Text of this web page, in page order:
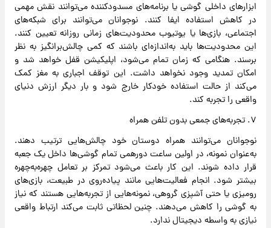
ابزارهای داخلی گوشی یا برنامه‌های مسدودکننده می‌توانند نقش مهمی
در کاهش استفاده ایفا کنند. نوجوانان می‌توانند برای شبکه‌های
اجتماعی، بازی‌ها یا یوتیوب محدودیت‌های زمانی روزانه تعیین کنند.
این محدودیت‌ها باید به‌اندازه‌ای باشند که کمی چالش‌برانگیز به نظر
برسند. هنگامی که زمان تمام می‌شود، اپلیکیشن قفل خواهد شد و
امکان تمدید وجود نخواهد داشت. این توقف اجباری به مغز کمک
می‌کند از حالت استفاده خودکار خارج شود و بار دیگر ارزش دنیای
واقعی را تجربه کند.
۷. تجربه‌های جمعی بدون تلفن همراه
نوجوانان می‌توانند همراه دوستان خود چالش‌هایی ترتیب دهند.
به‌عنوان نمونه، در اولین ساعت دورهمی تمام گوشی‌ها داخل یک جعبه
قرار داده شوند. این کار باعث می‌شود تمرکز بر تعامل چهره‌به‌چهره
بیشتر شود. انجام فعالیت‌هایی مانند پیاده‌روی در طبیعت، بازی‌های
رومیزی یا حتی آشپزی گروهی، نمونه‌هایی از تجربه‌هایی هستند که نیاز
به گوشی را کاهش می‌دهند. چنین لحظاتی ثابت می‌کند ارتباط واقعی
نیازی به واسطه دیجیتال ندارد.